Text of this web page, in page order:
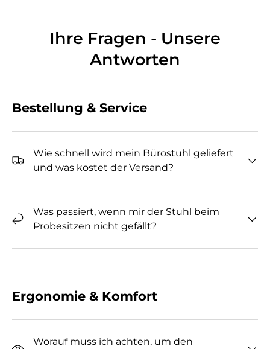
Ihre Fragen - Unsere
Antworten
Bestellung & Service
Wie schnell wird mein Bürostuhl geliefert
und was kostet der Versand?
Was passiert, wenn mir der Stuhl beim
Probesitzen nicht gefällt?
Ergonomie & Komfort
Worauf muss ich achten, um den